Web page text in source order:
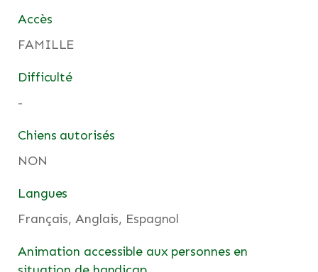
Accès
FAMILLE
Difficulté
-
Chiens autorisés
NON
Langues
Français, Anglais, Espagnol
Animation accessible aux personnes en